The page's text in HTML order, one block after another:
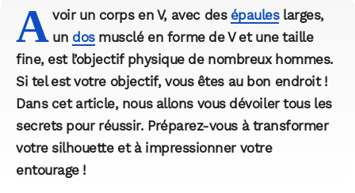
A voir un corps en V, avec des épauleslarges,
un dosmusclé en forme de V et une taille
fine, est l’objectif physique de nombreux hommes.
Si tel est votre objectif, vous êtes au bon endroit !
Dans cet article, nous allons vous dévoiler tous les
secrets pour réussir. Préparez-vous à transformer
votre silhouette et à impressionner votre
entourage !